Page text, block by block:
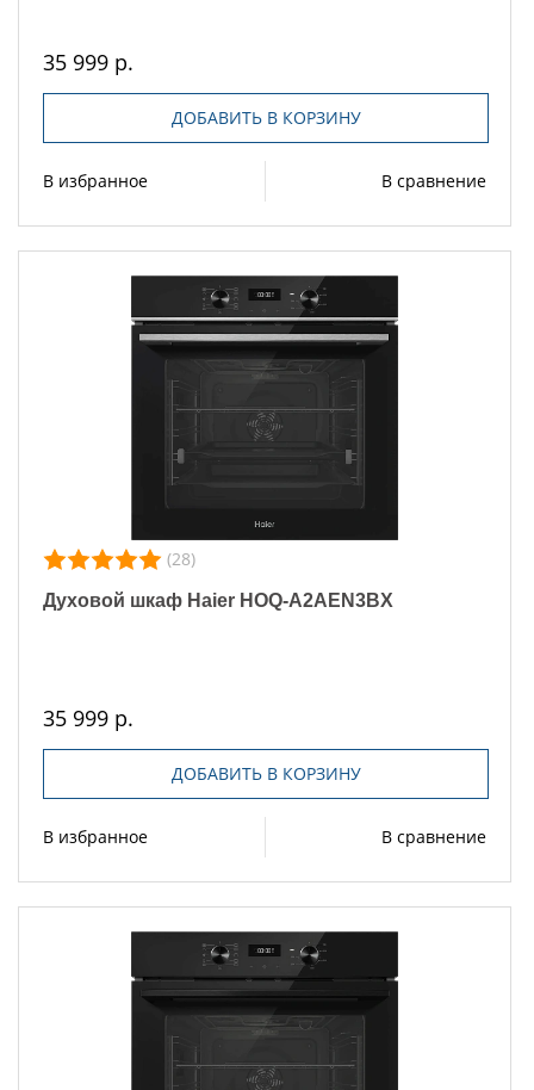
35 999 р.
ДОБАВИТЬ В КОРЗИНУ
В избранное В сравнение
(28)
Духовой шкаф Haier HOQ-A2AEN3BX
35 999 р.
ДОБАВИТЬ В КОРЗИНУ
В избранное В сравнение